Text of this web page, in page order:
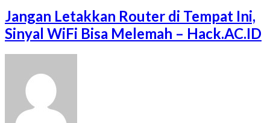
Jangan Letakkan Router di Tempat Ini,
Sinyal WiFi Bisa Melemah – Hack.AC.ID